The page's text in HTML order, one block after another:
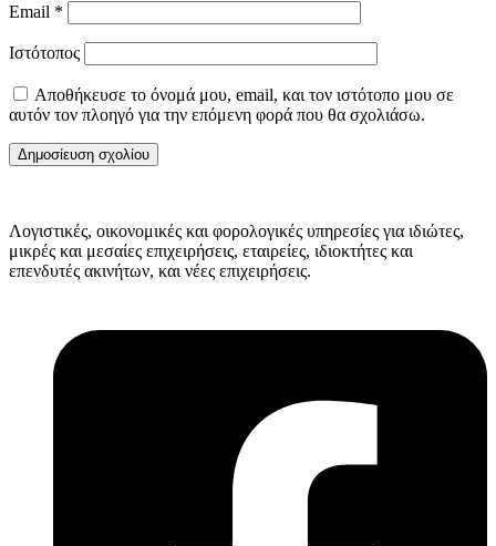
Email *
Ιστότοπος
Αποθήκευσε το όνομά μου, email, και τον ιστότοπο μου σε
αυτόν τον πλοηγό για την επόμενη φορά που θα σχολιάσω.
Λογιστικές, οικονομικές και φορολογικές υπηρεσίες για ιδιώτες,
μικρές και μεσαίες επιχειρήσεις, εταιρείες, ιδιοκτήτες και
επενδυτές ακινήτων, και νέες επιχειρήσεις.